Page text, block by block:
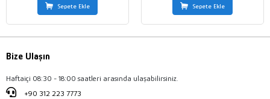
Sepete Ekle Sepete Ekle
Bize Ulaşın
Haftaiçi 08:30 - 18:00 saatleri arasında ulaşabilirsiniz.
+90 312 223 7773